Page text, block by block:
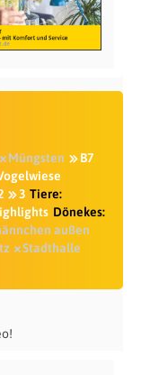
Müngsten
B7
3 Tiere:
Dönekes:
außen
Stadthalle